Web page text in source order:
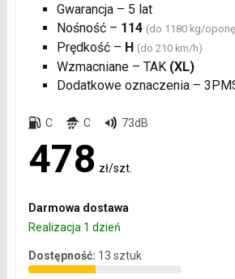
Gwarancja – 5 lat
Nośność – 114 (do 1180 kg/
Prędkość – H (do 210 km/h)
Wzmacniane – TAK (XL)
Dodatkowe oznaczenia –
C C 73dB
478 zł/szt.
Darmowa dostawa
Realizacja 1 dzień
Dostępność: 13 sztuk